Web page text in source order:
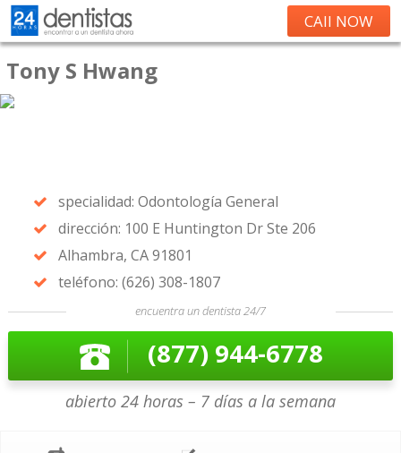
CAll NOW
Tony S Hwang
specialidad: Odontología General
dirección: 100 E Huntington Dr Ste 206
Alhambra, CA 91801
teléfono: (626) 308-1807
encuentra un dentista 24/7
(877) 944-6778
abierto 24 horas – 7 días a la semana